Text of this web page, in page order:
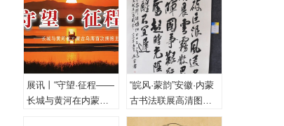
展讯丨“守望·征程——
长城与黄河在内蒙古
“皖风·蒙韵”安徽·内蒙
古书法联展高清图
（一、特邀作品）